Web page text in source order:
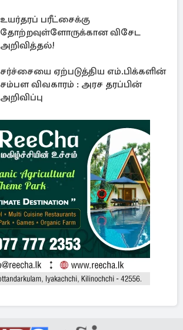
உயர்தரப் பரீட்சைக்கு
தோற்றவுள்ளோருக்கான விசேட
அறிவித்தல்!
சர்ச்சையை ஏற்படுத்திய எம்.பிக்களின்
சம்பள விவகாரம் : அரச தரப்பின்
அறிவிப்பு